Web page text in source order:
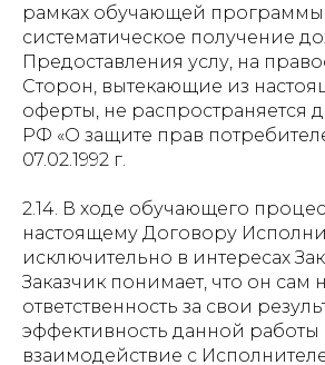
рамках обучающей
систематическое получение
Предоставления услу, на
Сторон, вытекающие из
оферты, не распространяется
РФ «О защите прав
07.02.1992 г.
2.14. В ходе обучающего
настоящему Договору
исключительно в интересах
Заказчик понимает, что он сам
ответственность за свои
эффективность данной работы
взаимодействие с